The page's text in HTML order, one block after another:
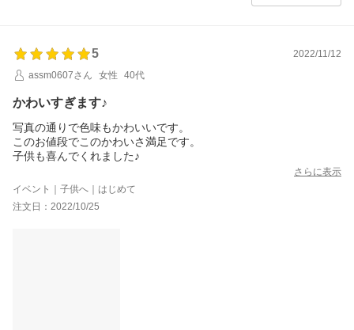
5
2022/11/12
assm0607さん
女性 40代
かわいすぎます♪
写真の通りで色味もかわいいです。
このお値段でこのかわいさ満足です。
子供も喜んでくれました♪
さらに表示
イベント｜子供へ｜はじめて
注文日：2022/10/25